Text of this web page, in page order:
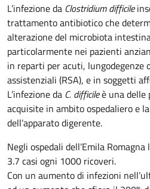
L’infezione da Clostridium difficile
trattamento antibiotico che
alterazione del microbiota
particolarmente nei pazienti
in reparti per acuti, lungodegenze
assistenziali (RSA), e in soggetti
L’infezione da C. difficileè una delle
acquisite in ambito ospedaliero e
dell’apparato digerente.
Negli ospedali dell’Emila Romagna
3.7 casi ogni 1000 ricoveri.
Con un aumento di infezioni